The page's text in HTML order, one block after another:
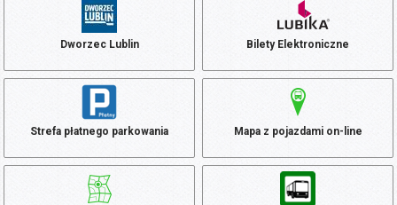
Dworzec Lublin Bilety Elektroniczne
Strefa płatnego parkowania Mapa z pojazdami on-line